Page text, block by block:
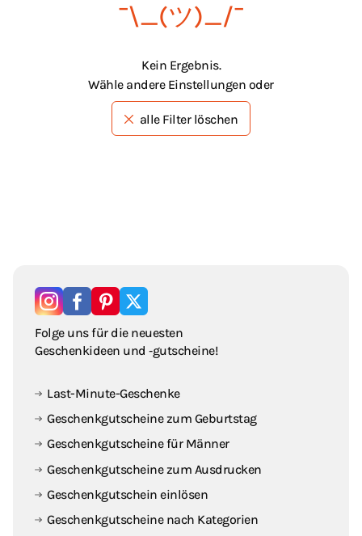
¯\_(ツ)_/¯
Kein Ergebnis.
Wähle andere Einstellungen oder
alle Filter löschen
Folge uns für die neuesten
Geschenkideen und ‑gutscheine!
Last-Minute-Geschenke
Geschenkgutscheine zum Geburtstag
Geschenkgutscheine für Männer
Geschenkgutscheine zum Ausdrucken
Geschenkgutschein einlösen
Geschenkgutscheine nach Kategorien